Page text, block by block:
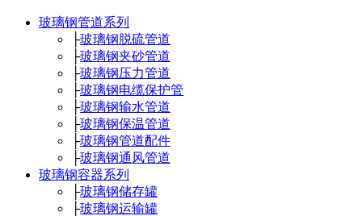
玻璃钢管道系列
├玻璃钢脱硫管道
├玻璃钢夹砂管道
├玻璃钢压力管道
├玻璃钢电缆保护管
├玻璃钢输水管道
├玻璃钢保温管道
├玻璃钢管道配件
├玻璃钢通风管道
玻璃钢容器系列
├玻璃钢储存罐
├玻璃钢运输罐